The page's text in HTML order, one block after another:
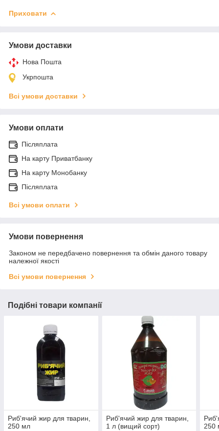
Приховати
Умови доставки
Нова Пошта
Укрпошта
Всі умови доставки
Умови оплати
Післяплата
На карту Приватбанку
На карту Монобанку
Післяплата
Всі умови оплати
Умови повернення
Законом не передбачено повернення та обмін даного товару
належної якості
Всі умови повернення
Подібні товари компанії
Риб'ячий жир для тварин,
250 мл
Риб'ячий жир для тварин,
1 л (вищий сорт)
250